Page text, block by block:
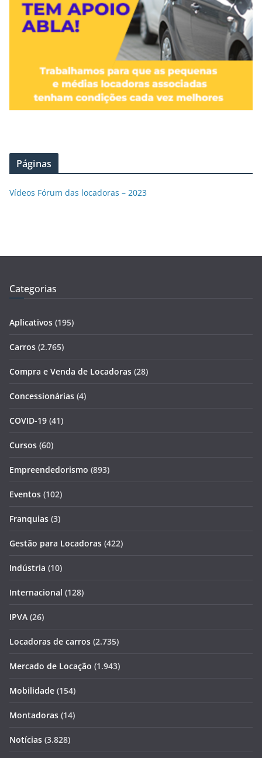
Páginas
Vídeos Fórum das locadoras – 2023
Categorias
Aplicativos (195)
Carros (2.765)
Compra e Venda de Locadoras (28)
Concessionárias (4)
COVID-19 (41)
Cursos (60)
Empreendedorismo (893)
Eventos (102)
Franquias (3)
Gestão para Locadoras (422)
Indústria (10)
Internacional (128)
IPVA (26)
Locadoras de carros (2.735)
Mercado de Locação (1.943)
Mobilidade (154)
Montadoras (14)
Notícias (3.828)